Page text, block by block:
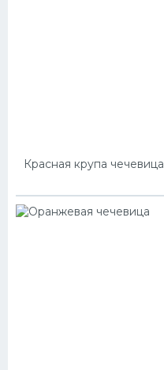
Красная крупа чечевица